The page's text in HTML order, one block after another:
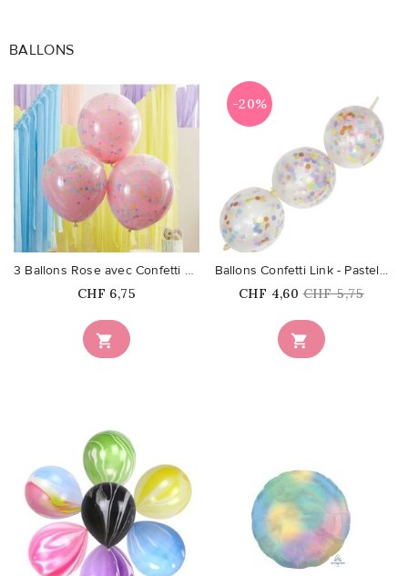
BALLONS
favorite_border

3 Ballons Rose avec Confetti Pastel
Prix
CHF 6,75
favorite_border
-20%

Ballons Confetti Link - Pastel...
Prix
CHF 4,60 Prix
CHF 5,75
favorite_border